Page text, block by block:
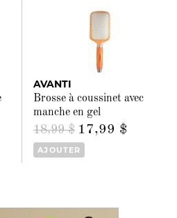
AVANTI
Brosse à coussinet avec
manche en gel
18,99 $ 17,99 $
AJOUTER